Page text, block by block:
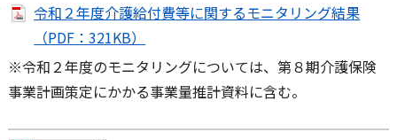
令和２年度介護給付費等に関するモニタリング結果
（PDF：321KB）
※令和２年度のモニタリングについては、第８期介護保険
事業計画策定にかかる事業量推計資料に含む。